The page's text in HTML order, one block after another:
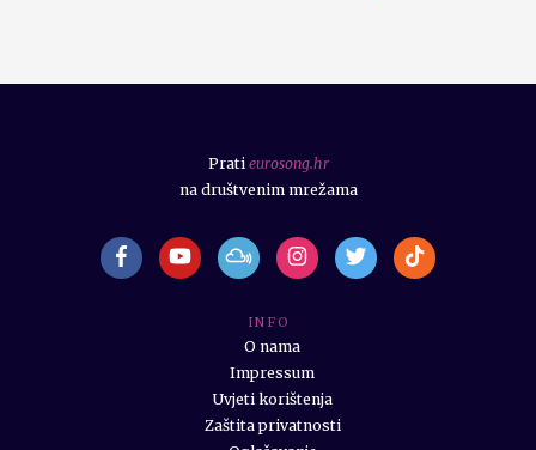
I N F O
O nama
Impressum
Uvjeti korištenja
Zaštita privatnosti
Prati eurosong.hr
na društvenim mrežama